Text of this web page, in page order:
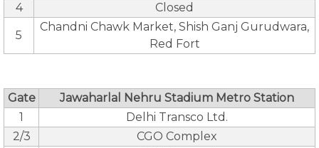
4
Closed
5
Chandni Chawk Market, Shish Ganj Gurudwara,
Red Fort
Gate
Jawaharlal Nehru Stadium Metro Station
1
Delhi Transco Ltd.
2/3
CGO Complex